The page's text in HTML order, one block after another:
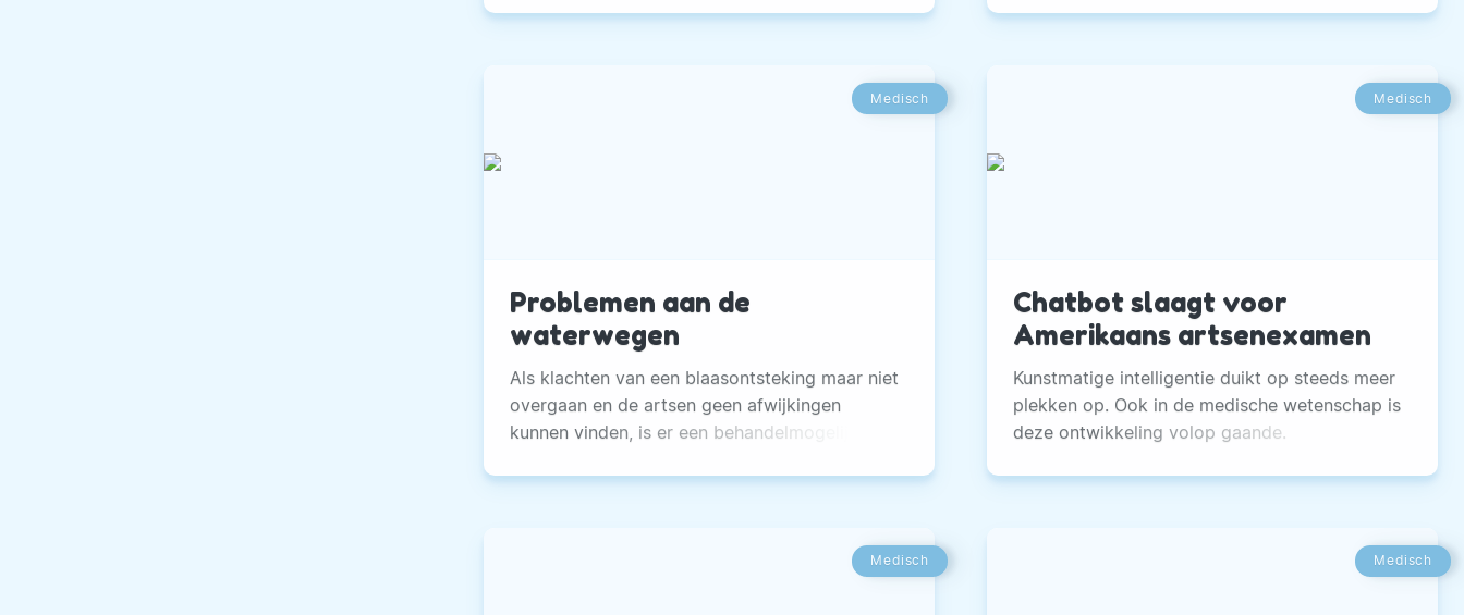
Medisch
Problemen aan de
waterwegen
Als klachten van een blaasontsteking maar niet
overgaan en de artsen geen afwijkingen
kunnen vinden, is er een behandelmogelijkheid
Medisch
Chatbot slaagt voor
Amerikaans artsenexamen
Kunstmatige intelligentie duikt op steeds meer
plekken op. Ook in de medische wetenschap is
deze ontwikkeling volop gaande.
Medisch Medisch